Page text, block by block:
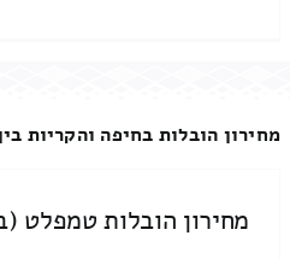
מחירון הובלות בחיפה והקריות
מחירון הובלות טמפלט